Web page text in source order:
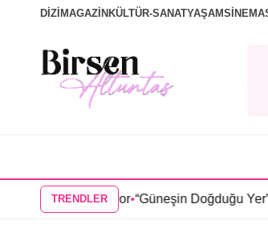
DİZİ MAGAZİN KÜLTÜR-SANATYAŞAMSİNEMA
TRENDLER
pazar oluyor•“Güneşin Doğduğu Yer” dizisi